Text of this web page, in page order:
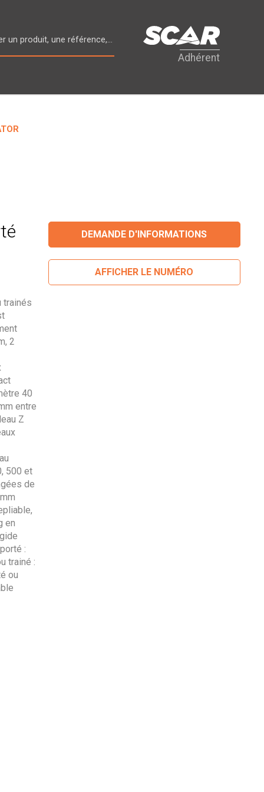
Adhérent
trainés
2
40
entre
Z
500 et
de
en
:
trainé :
ou
DEMANDE D'INFORMATIONS
AFFICHER LE NUMÉRO